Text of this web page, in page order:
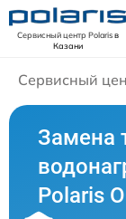
Сервисный центр Polarisв
Казани
Сервисный
Замена
Polaris